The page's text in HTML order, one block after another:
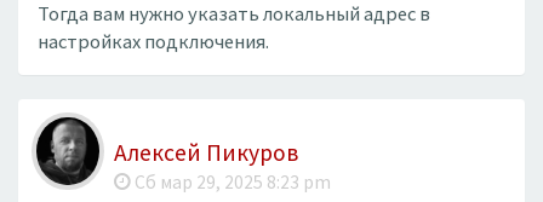
Тогда вам нужно указать локальный адрес в
настройках подключения.
Алексей Пикуров
Сб мар 29, 2025 8:23 pm